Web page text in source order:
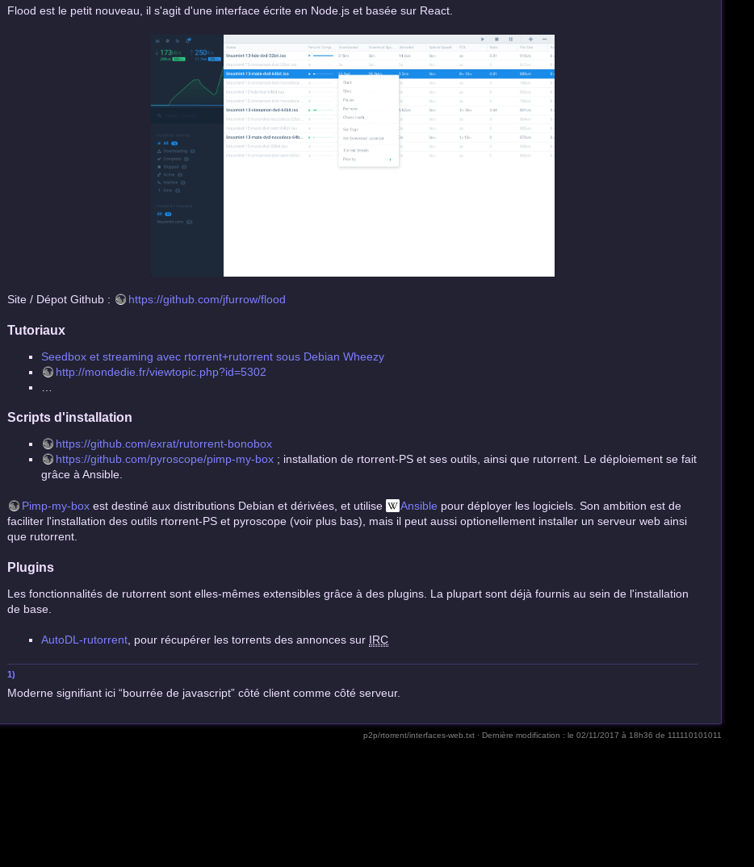
Flood est le petit nouveau, il s'agit d'une interface écrite en Node.js et basée sur React.
Site / Dépot Github : https://github.com/jfurrow/flood
Tutoriaux
Seedbox et streaming avec rtorrent+rutorrent sous Debian Wheezy
http://mondedie.fr/viewtopic.php?id=5302
Scripts d'installation
https://github.com/exrat/rutorrent-bonobox
https://github.com/pyroscope/pimp-my-box ; installation de rtorrent-PS et ses outils, ainsi que rutorrent. Le déploiement se fait
grâce à Ansible.
Pimp-my-box est destiné aux distributions Debian et dérivées, et utilise Ansible pour déployer les logiciels. Son ambition est de
faciliter l'installation des outils rtorrent-PS et pyroscope (voir plus bas), mais il peut aussi optionellement installer un serveur web ainsi
que rutorrent.
Plugins
Les fonctionnalités de rutorrent sont elles-mêmes extensibles grâce à des plugins. La plupart sont déjà fournis au sein de l'installation
de base.
AutoDL-rutorrent, pour récupérer les torrents des annonces sur IRC
1)
Moderne signifiant ici “bourrée de javascript” côté client comme côté serveur.
p2p/rtorrent/interfaces-web.txt · Dernière modification : le 02/11/2017 à 18h36 de 111110101011